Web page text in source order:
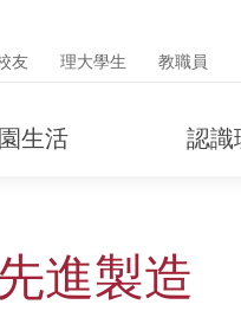
友 理大學生 教職員
生活 認識
進製造